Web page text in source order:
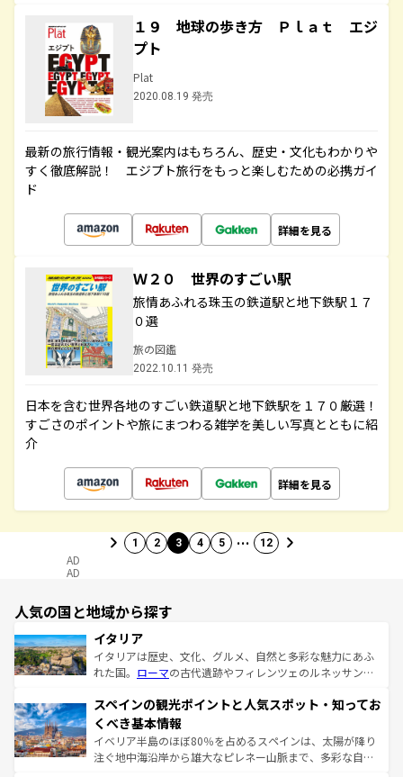
１９ 地球の歩き方 Ｐｌａｔ エジ
プト
Plat
2020.08.19 発売
最新の旅行情報・観光案内はもちろん、歴史・文化もわかりや
すく徹底解説！ エジプト旅行をもっと楽しむための必携ガイ
ド
詳細を見る
Ｗ２０ 世界のすごい駅
旅情あふれる珠玉の鉄道駅と地下鉄駅１７
０選
旅の図鑑
2022.10.11 発売
日本を含む世界各地のすごい鉄道駅と地下鉄駅を１７０厳選！
すごさのポイントや旅にまつわる雑学を美しい写真とともに紹
介
詳細を見る
1 2 3 4 5 … 12
AD
AD
人気の国と地域から探す
イタリア
イタリアは歴史、文化、グルメ、自然と多彩な魅力にあふ
れた国。 ローマの古代遺跡やフィレンツェのルネッサンス
ろん、トスカーナの美しい田園風景やアマルフィ海岸の絶
景など、自然景観も見逃せない。観光の合間には、本場の
ピザやパスタなど、絶品のイタリア料理を堪能することも
できる。朝目覚めてから夜眠るまで、すべての瞬間を楽し
スペインの観光ポイントと人気スポット・知ってお
くべき基本情報
イベリア半島のほぼ80％を占めるスペインは、太陽が降り
注ぐ地中海沿岸から雄大なピレネー山脈まで、多彩な自然